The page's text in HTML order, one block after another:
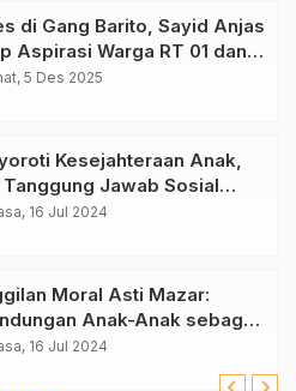
di Gang Barito, Sayid Anjas
Aspirasi Warga RT 01 dan
Lingga
5 Des 2025
Kesejahteraan Anak,
Jawab Sosial
Utama
16 Jul 2024
Moral Asti Mazar:
Anak-Anak sebagai
Utama
16 Jul 2024